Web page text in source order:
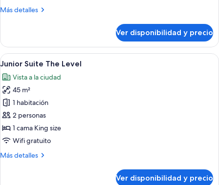
Más detalles
Más
Level
Room
Ver disponibilidad y precio
Ver
todas
las
fotos
de
Junior
Suite
The
Una habitación de hotel moderna
5
Junior Suite The Level
Vista a la ciudad
45 m²
1 habitación
2 personas
1 cama King size
Wifi gratuito
Más detalles
Más
Ver disponibilidad y precio